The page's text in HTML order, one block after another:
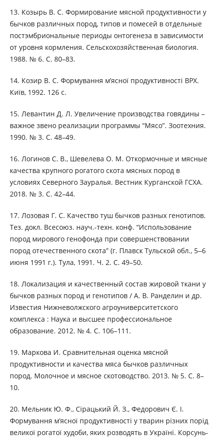
13. Козырь В. С. Формирование мясной продуктивности у
бычков различных пород, типов и помесей в отдельные
постэмбриональные периоды онтогенеза в зависимости
от уровня кормления. Сельскохозяйственная биология.
1988. № 6. С. 80–83.
14. Козир В. С. Формування м’ясної продуктивності ВРХ.
Київ, 1992. 126 с.
15. Левантин Д. Л. Увеличение производства говядины –
важное звено реализации программы “Мясо”. Зоотехния.
1990. № 3. С. 48–49.
16. Логинов С. В., Шевелева О. М. Откормочные и мясные
качества крупного рогатого скота мясных пород в
условиях Северного Зауралья. Вестник Курганской ГСХА.
2018. № 3. С. 42–44.
17. Лозовая Г. С. Качество туш бычков разных генотипов.
Тез. докл. Всесоюз. науч.-техн. конф. “Использование
пород мирового генофонда при совершенствовании
пород отечественного скота” (г. Плавск Тульской обл., 5‒6
июня 1991 г.). Тула, 1991. Ч. 2. С. 49–50.
18. Локализация и качественный состав жировой ткани у
бычков разных пород и генотипов / А. В. Ранделин и др.
Известия Нижневолжского агроуниверситетского
комплекса : Наука и высшее профессиональное
образование. 2012. № 4. С. 106–111.
19. Маркова И. Сравнительная оценка мясной
продуктивности и качества мяса бычков различных
пород. Молочное и мясное скотоводство. 2013. № 5. С. 8–
10.
20. Мельник Ю. Ф., Сірацький Й. З., Федорович Є. І.
Формування м’ясної продуктивності у тварин різних порід
великої рогатої худоби, яких розводять в Україні. Корсунь-